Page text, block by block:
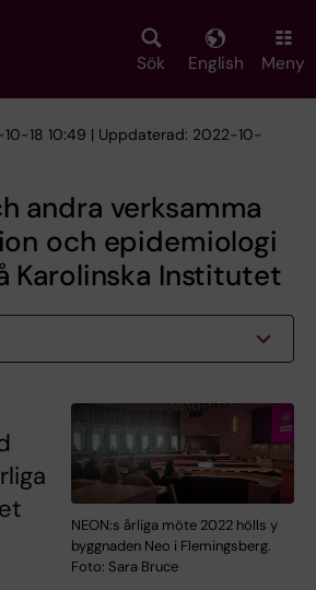
Sök English Meny
18 10:49 | Uppdaterad: 2022-10-
andra verksamma
och epidemiologi
Karolinska Institutet
NEON:s årliga möte 2022 hölls y
byggnaden Neo i Flemingsberg.
Foto: Sara Bruce